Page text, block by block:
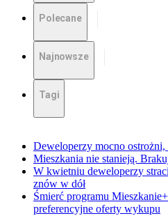
Polecane
Najnowsze
Tagi
Deweloperzy mocno ostrożni,
Mieszkania nie stanieją.
W kwietniu deweloperzy
znów w dół
Śmierć programu
preferencyjne oferty wykupu